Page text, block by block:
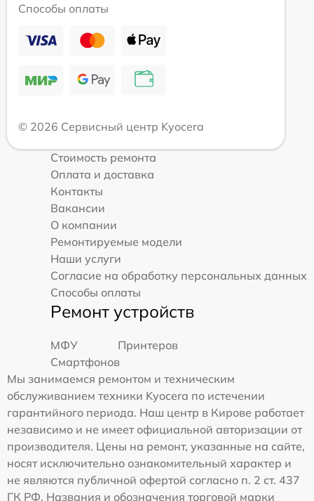
Способы оплаты
© 2026 Сервисный центр Kyocera
Стоимость ремонта
Оплата и доставка
Контакты
Вакансии
О компании
Ремонтируемые модели
Наши услуги
Согласие на обработку персональных данных
Способы оплаты
Ремонт устройств
МФУ
Принтеров
Смартфонов
Мы занимаемся ремонтом и техническим
обслуживанием техники Kyocera по истечении
гарантийного периода. Наш центр в Кирове работает
независимо и не имеет официальной авторизации от
производителя. Цены на ремонт, указанные на сайте,
носят исключительно ознакомительный характер и
не являются публичной офертой согласно п. 2 ст. 437
ГК РФ. Названия и обозначения торговой марки